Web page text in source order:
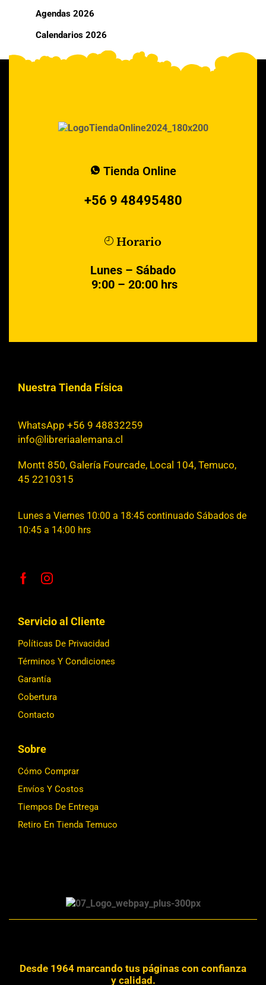
Agendas 2026
Calendarios 2026
Tienda Online
+56 9 48495480
Horario
Lunes – Sábado
9:00 – 20:00 hrs
Nuestra Tienda Física
WhatsApp +56 9 48832259
info@libreriaalemana.cl
Montt 850, Galería Fourcade, Local 104, Temuco,
45 2210315
Lunes a Viernes 10:00 a 18:45 continuado Sábados de
10:45 a 14:00 hrs
Servicio al Cliente
Políticas De Privacidad
Términos Y Condiciones
Garantía
Cobertura
Contacto
Sobre
Cómo Comprar
Envíos Y Costos
Tiempos De Entrega
Retiro En Tienda Temuco
Desde 1964 marcando tus páginas con confianza
y calidad.